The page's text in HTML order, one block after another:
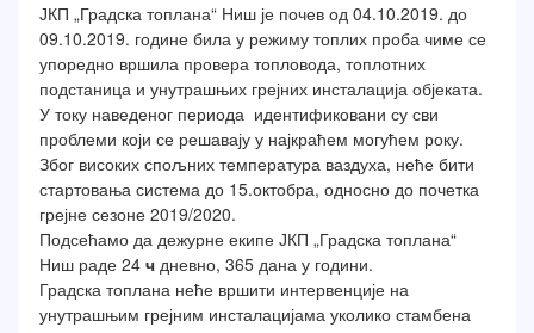
ЈКП „Градска топлана“ Ниш је почев од 04.10.2019. до
09.10.2019. године била у режиму топлих проба чиме се
упоредно вршила провера топловода, топлотних
подстаница и унутрашњих грејних инсталација објеката.
У току наведеног периода идентификовани су сви
проблеми који се решавају у најкраћем могућем року.
Због високих спољних температура ваздуха, неће бити
стартовања система до 15.октобра, односно до почетка
грејне сезоне 2019/2020.
Подсећамо да дежурне екипе ЈКП „Градска топлана“
Ниш раде 24 ч дневно, 365 дана у години.
Градска топлана неће вршити интервенције на
унутрашњим грејним инсталацијама уколико стамбена